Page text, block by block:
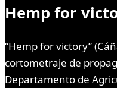
Hemp for
“Hemp for victory”
cortometraje de
Departamento de